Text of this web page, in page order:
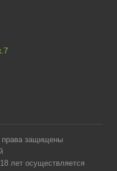
защищены
лет осуществляется